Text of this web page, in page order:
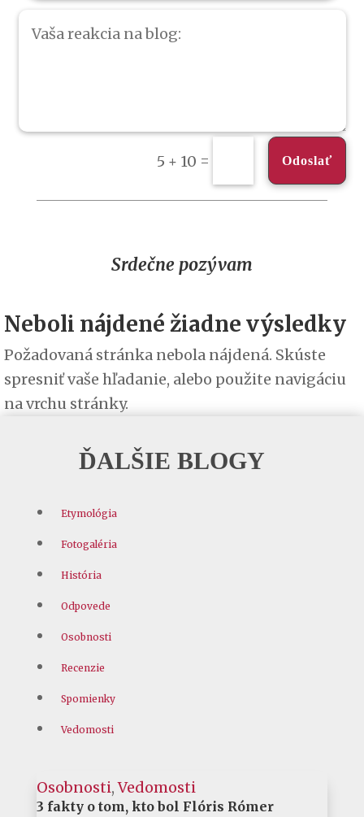
5 + 10 = Odoslať
Srdečne pozývam
Neboli nájdené žiadne výsledky
Požadovaná stránka nebola nájdená. Skúste
spresniť vaše hľadanie, alebo použite navigáciu
na vrchu stránky.
ĎALŠIE BLOGY
Etymológia
Fotogaléria
História
Odpovede
Osobnosti
Recenzie
Spomienky
Vedomosti
Osobnosti,Vedomosti
3 fakty o tom, kto bol Flóris Rómer